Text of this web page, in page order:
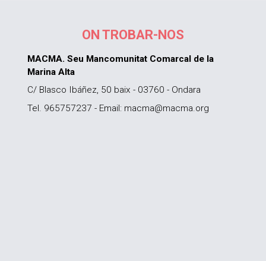
ON TROBAR-NOS
MACMA. Seu Mancomunitat Comarcal de la
Marina Alta
C/ Blasco Ibáñez, 50 baix - 03760 - Ondara
Tel. 965757237 - Email: macma@macma.org